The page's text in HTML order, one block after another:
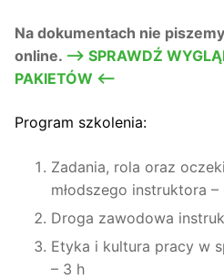
Na dokumentach nie
online. –> SPRAWDŹ
PAKIETÓW <—
Program szkolenia:
Zadania, rola oraz
młodszego instruktora –
Droga zawodowa
Etyka i kultura pracy w
– 3 h